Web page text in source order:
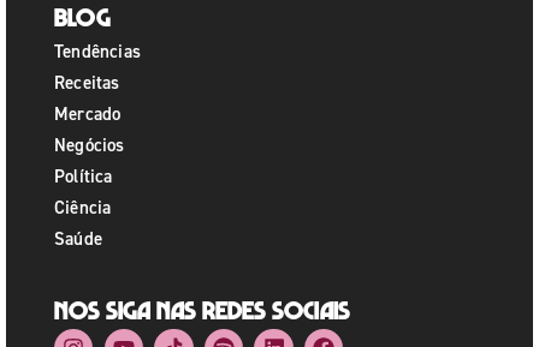
Blog
Tendências
Receitas
Mercado
Negócios
Política
Ciência
Saúde
Nos siga nas redes sociais